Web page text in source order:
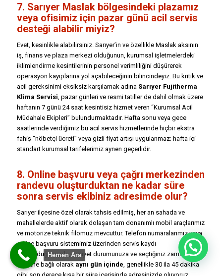
7. Sarıyer Maslak bölgesindeki plazamız
veya ofisimiz için pazar günü acil servis
desteği alabilir miyiz?
Evet, kesinlikle alabilirsiniz. Sarıyer’in ve özellikle Maslak aksının
iş, finans ve plaza merkezi olduğunun, kurumsal işletmelerdeki
iklimlendirme kesintilerinin personel verimliliğini düşürerek
operasyon kayıplarına yol açabileceğinin bilincindeyiz. Bu kritik ve
acil gereksinimi eksiksiz karşılamak adına Sarıyer Fujitherma
Klima Servisi , pazar günleri ve resmi tatiller de dahil olmak üzere
haftanın 7 günü 24 saat kesintisiz hizmet veren “Kurumsal Acil
Müdahale Ekipleri” bulundurmaktadır. Hafta sonu veya gece
saatlerinde verdiğimiz bu acil servis hizmetlerinde hiçbir ekstra
fahiş “nöbetçi ücreti” veya gizli fiyat artışı uygulanmaz; hafta içi
standart kurumsal tarifelerimiz aynen geçerlidir.
8. Online başvuru veya çağrı merkezinden
randevu oluşturduktan ne kadar süre
sonra servis ekibiniz adresimde olur?
Sarıyer ilçesine özel olarak tahsis edilmiş, her an sahada ve
mahallelerde aktif olarak dolaşan tam donanımlı mobil araçlarımız
ve motorize teknik filomuz mevcuttur. Telefon numaralarımız veya
online başvuru sistemimiz üzerinden servis kaydı
oluşturduğunuzda, aciliyet durumunuza ve seçtiğiniz zaman
dilimine bağlı olarak aynı gün içinde, genellikle 30 ila 45 dakika
Hemen Ara